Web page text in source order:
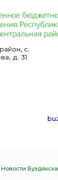
с.
д. 31
Новости